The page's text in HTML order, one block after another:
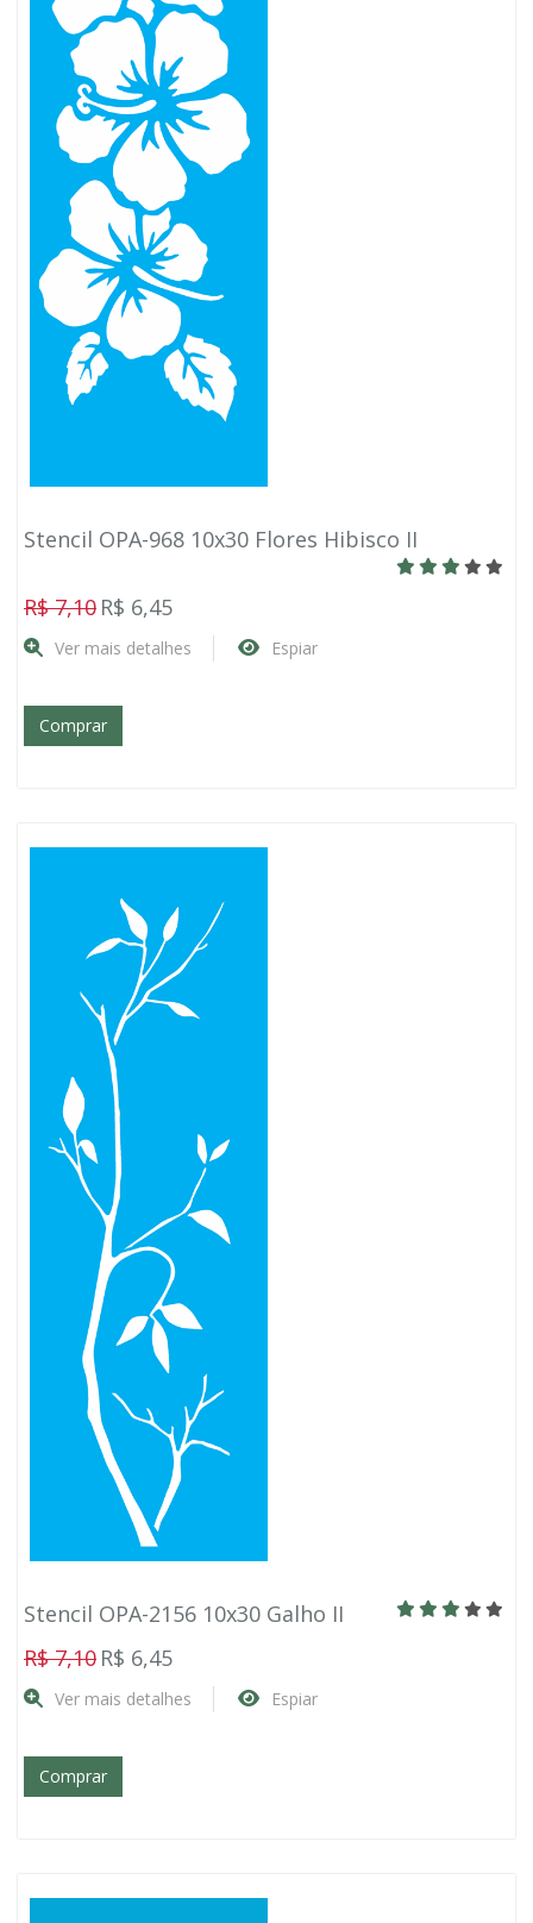
Stencil OPA-968 10x30 Flores Hibisco II
R$ 7,10 R$ 6,45
Ver mais detalhes Espiar
Comprar
Stencil OPA-2156 10x30 Galho II
R$ 7,10 R$ 6,45
Ver mais detalhes Espiar
Comprar